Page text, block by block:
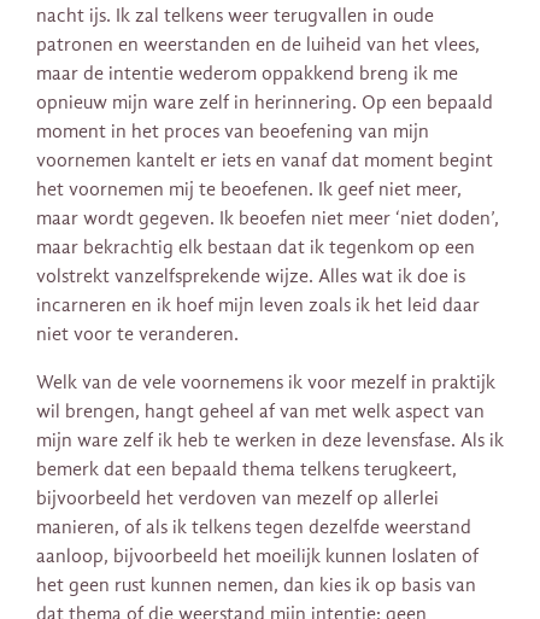
nacht ijs. Ik zal telkens weer terugvallen in oude
patronen en weerstanden en de luiheid van het vlees,
maar de intentie wederom oppakkend breng ik me
opnieuw mijn ware zelf in herinnering. Op een bepaald
moment in het proces van beoefening van mijn
voornemen kantelt er iets en vanaf dat moment begint
het voornemen mij te beoefenen. Ik geef niet meer,
maar wordt gegeven. Ik beoefen niet meer ‘niet doden’,
maar bekrachtig elk bestaan dat ik tegenkom op een
volstrekt vanzelfsprekende wijze. Alles wat ik doe is
incarneren en ik hoef mijn leven zoals ik het leid daar
niet voor te veranderen.
Welk van de vele voornemens ik voor mezelf in praktijk
wil brengen, hangt geheel af van met welk aspect van
mijn ware zelf ik heb te werken in deze levensfase. Als ik
bemerk dat een bepaald thema telkens terugkeert,
bijvoorbeeld het verdoven van mezelf op allerlei
manieren, of als ik telkens tegen dezelfde weerstand
aanloop, bijvoorbeeld het moeilijk kunnen loslaten of
het geen rust kunnen nemen, dan kies ik op basis van
dat thema of die weerstand mijn intentie: geen